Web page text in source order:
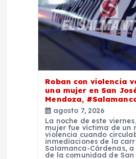
Roban con violencia
una mujer en San
Mendoza,
agosto 7, 2026
La noche de este
mujer fue víctima de un
violencia cuando
inmediaciones de la
Salamanca-Cárdenas,
de la comunidad de San